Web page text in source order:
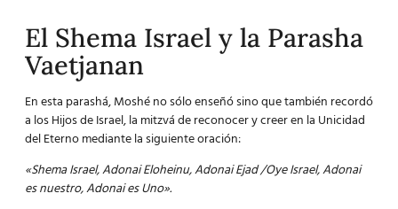
El Shema Israel y la Parasha
Vaetjanan
En esta parashá, Moshé no sólo enseñó sino que también recordó
a los Hijos de Israel, la mitzvá de reconocer y creer en la Unicidad
del Eterno mediante la siguiente oración:
«Shema Israel, Adonai Eloheinu, Adonai Ejad /Oye Israel, Adonai
es nuestro, Adonai es Uno».